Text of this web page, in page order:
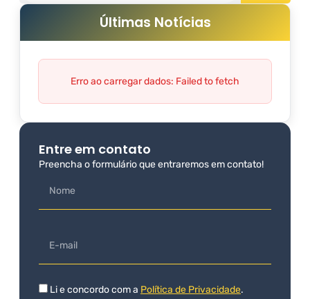
Últimas Notícias
Erro ao carregar dados: Failed to fetch
Entre em contato
Preencha o formulário que entraremos em contato!
Li e concordo com a Política de Privacidade.